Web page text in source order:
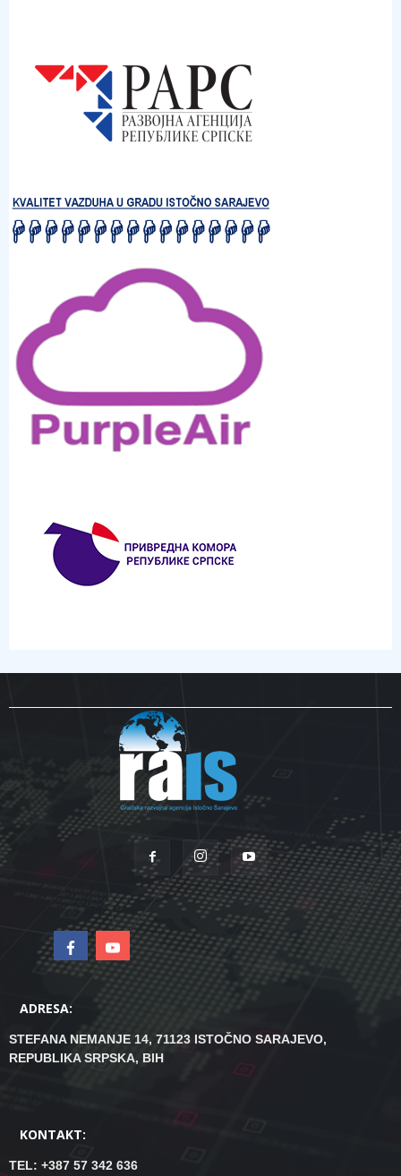
ADRESA:
STEFANA NEMANJE 14, 71123 ISTOČNO SARAJEVO,
REPUBLIKA SRPSKA, BIH
KONTAKT:
TEL: +387 57 342 636